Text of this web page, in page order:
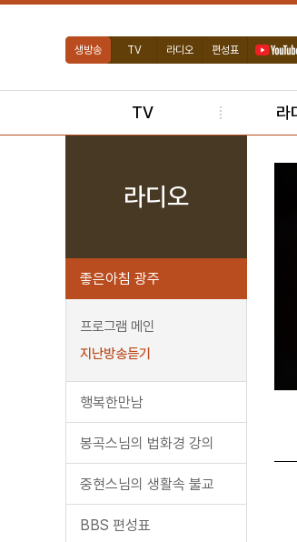
생방송 TV 라디오 편성표
TV 라
라디오
좋은아침 광주
프로그램 메인
지난방송듣기
행복한만남
봉곡스님의 법화경 강의
중현스님의 생활속 불교
BBS 편성표